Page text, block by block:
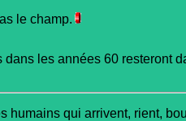
le champ.
les années 60 resteront
humains qui arrivent, rient,